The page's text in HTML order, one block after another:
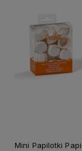
Mini Papilotki